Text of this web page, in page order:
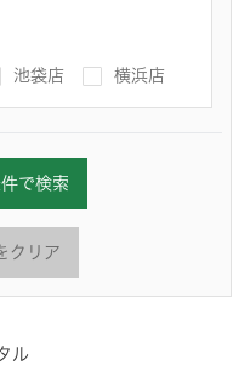
池袋店 横浜店
クリア
で検索
ル